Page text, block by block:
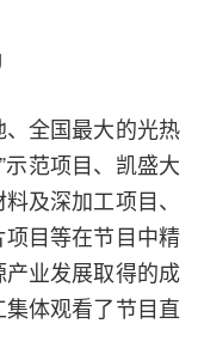
全国最大的光热
范项目、凯盛大
及深加工项目、
目等在节目中精
业发展取得的成
体观看了节目直